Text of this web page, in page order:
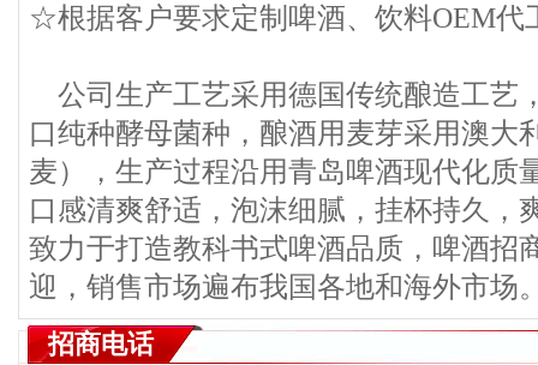
☆根据客户要求定制啤酒、饮料OEM代
公司生产工艺采用德国传统酿造工艺
口纯种酵母菌种，酿酒用麦芽采用澳大
麦），生产过程沿用青岛啤酒现代化质
口感清爽舒适，泡沫细腻，挂杯持久，
致力于打造教科书式啤酒品质，啤酒招
迎，销售市场遍布我国各地和海外市场
招商电话